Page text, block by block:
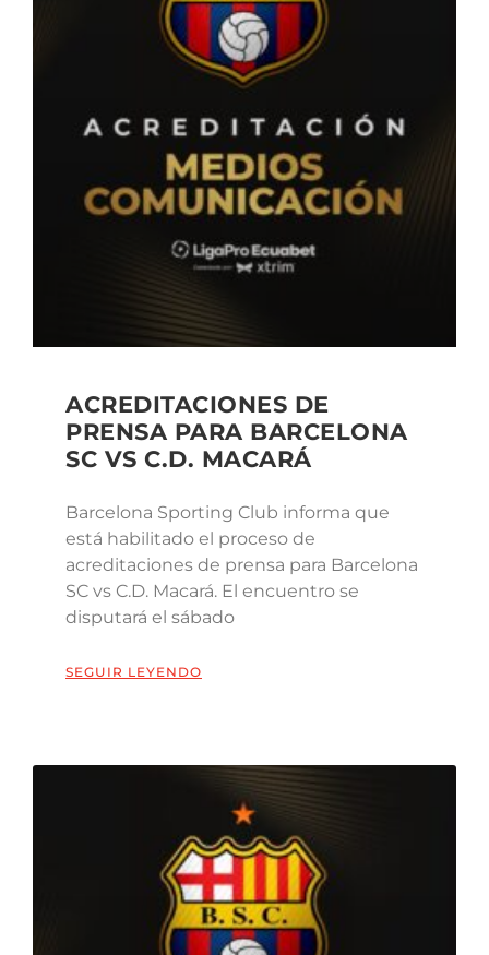
ACREDITACIONES DE
PRENSA PARA BARCELONA
SC VS C.D. MACARÁ
Barcelona Sporting Club informa que
está habilitado el proceso de
acreditaciones de prensa para Barcelona
SC vs C.D. Macará. El encuentro se
disputará el sábado
SEGUIR LEYENDO